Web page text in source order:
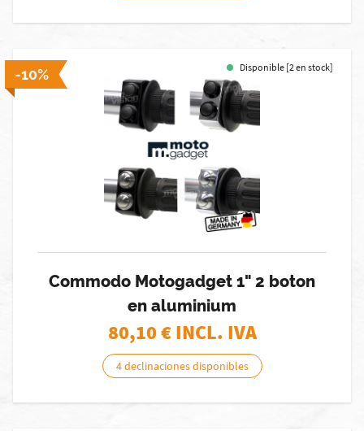
-10% Disponible [2 en stock]
Commodo Motogadget 1" 2 boton
en aluminium
80,10€ INCL. IVA
4 declinaciones disponibles